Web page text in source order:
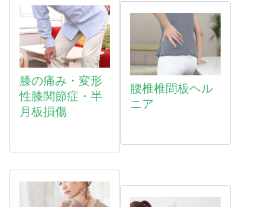
膝の痛み・変形
性膝関節症・半
月板損傷
腰椎椎間板ヘル
ニア